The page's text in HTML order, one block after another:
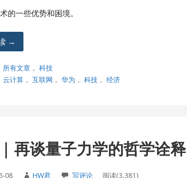
的一些优势和困境。
→
所有文章 ，科技
云计算 ，互联网 ，华为 ，科技 ，经济
再谈量子力学的哲学诠释
08 HW君 写评论 阅读(3,381)